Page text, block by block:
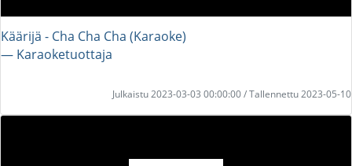
Käärijä - Cha Cha Cha (Karaoke)
― Karaoketuottaja
Julkaistu 2023-03-03 00:00:00 / Tallennettu 2023-05-10